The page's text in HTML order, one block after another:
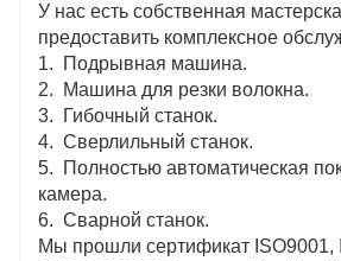
У нас есть собственная
предоставить комплексное
1. Подрывная машина.
2. Машина для резки волокна.
3. Гибочный станок.
4. Сверлильный станок.
5. Полностью автоматическая
камера.
6. Сварной станок.
Мы прошли сертификат ISO9001,